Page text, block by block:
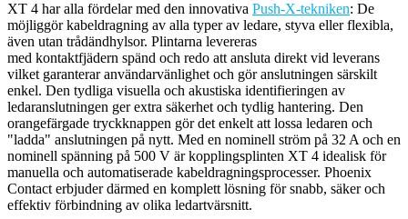
XT 4 har alla fördelar med den innovativa Push-X-tekniken: De
möjliggör kabeldragning av alla typer av ledare, styva eller flexibla,
även utan trådändhylsor. Plintarna levereras
med kontaktfjädern spänd och redo att ansluta direkt vid leverans
vilket garanterar användarvänlighet och gör anslutningen särskilt
enkel. Den tydliga visuella och akustiska identifieringen av
ledaranslutningen ger extra säkerhet och tydlig hantering. Den
orangefärgade tryckknappen gör det enkelt att lossa ledaren och
"ladda" anslutningen på nytt. Med en nominell ström på 32 A och en
nominell spänning på 500 V är kopplingsplinten XT 4 idealisk för
manuella och automatiserade kabeldragningsprocesser. Phoenix
Contact erbjuder därmed en komplett lösning för snabb, säker och
effektiv förbindning av olika ledartvärsnitt.